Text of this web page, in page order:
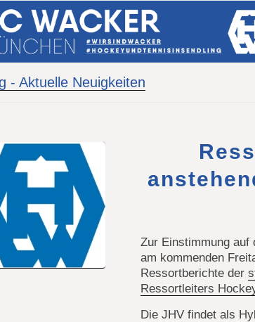
- Aktuelle Neuigkeiten
Zur Einstimmung auf
am kommenden
Ressortberichte der
Ressortleiters
Die JHV findet als